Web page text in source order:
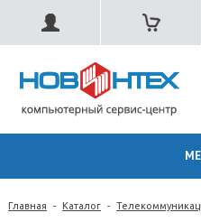
Главная - Каталог -